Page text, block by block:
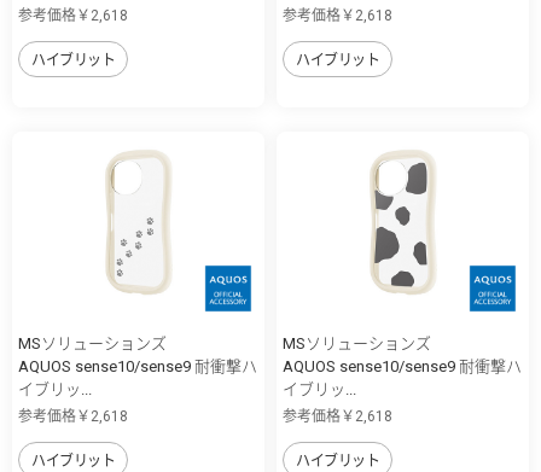
参考価格￥2,618
ハイブリット
参考価格￥2,618
ハイブリット
MSソリューションズ
AQUOS sense10/sense9 耐衝撃ハ
イブリッ...
参考価格￥2,618
ハイブリット
MSソリューションズ
AQUOS sense10/sense9 耐衝撃ハ
イブリッ...
参考価格￥2,618
ハイブリット